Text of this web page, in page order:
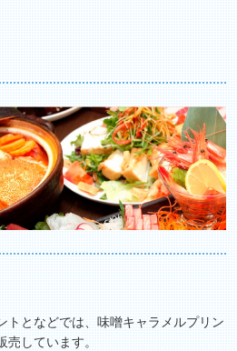
トとなどでは、味噌キャラメルプリン
売しています。